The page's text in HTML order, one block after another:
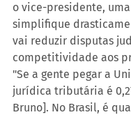
o vice-presidente,
simplifique
vai reduzir disputas
competitividade aos
"Se a gente pegar a
jurídica tributária é
Bruno]. No Brasil, é